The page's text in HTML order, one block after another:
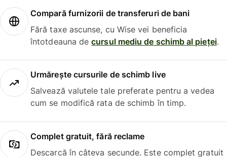
Compară furnizorii de transferuri de bani
Fără taxe ascunse, cu Wise vei beneficia
întotdeauna decursul mediu de schimb al pieței.
Urmărește cursurile de schimb live
Salvează valutele tale preferate pentru a vedea
cum se modifică rata de schimb în timp.
Complet gratuit, fără reclame
Descarcă în câteva secunde. Este complet gratuit